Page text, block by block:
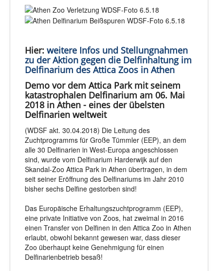
Hier: weitere Infos und Stellungnahmen
zu der Aktion gegen die Delfinhaltung im
Delfinarium des Attica Zoos in Athen
Demo vor dem Attica Park mit seinem
katastrophalen Delfinarium am 06. Mai
2018 in Athen - eines der übelsten
Delfinarien weltweit
(WDSF akt. 30.04.2018) Die Leitung des
Zuchtprogramms für Große Tümmler (EEP), an dem
alle 30 Delfinarien in West-Europa angeschlossen
sind, wurde vom Delfinarium Harderwijk auf den
Skandal-Zoo Attica Park in Athen übertragen, in dem
seit seiner Eröffnung des Delfinariums im Jahr 2010
bisher sechs Delfine gestorben sind!
Das Europäische Erhaltungszuchtprogramm (EEP),
eine private Initiative von Zoos, hat zweimal in 2016
einen Transfer von Delfinen in den Attica Zoo in Athen
erlaubt, obwohl bekannt gewesen war, dass dieser
Zoo überhaupt keine Genehmigung für einen
Delfinarienbetrieb besaß!